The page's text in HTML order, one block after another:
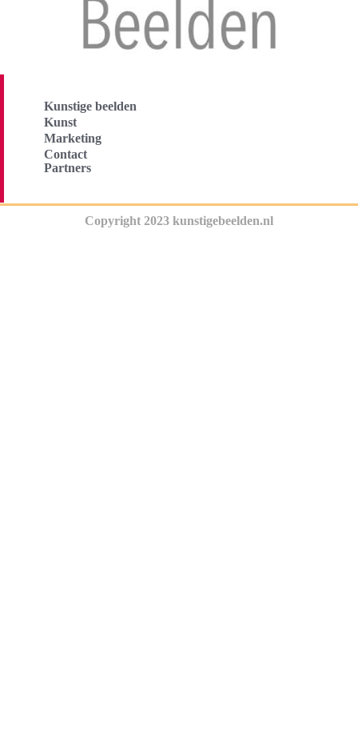
Kunstige beelden
Kunst
Marketing
Contact
Partners
Copyright 2023 kunstigebeelden.nl